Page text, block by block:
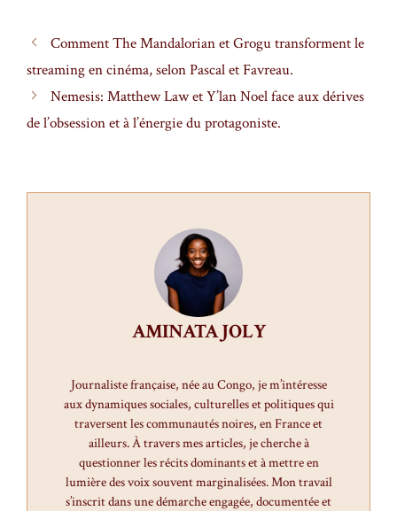
Comment The Mandalorian et Grogu transforment le
streaming en cinéma, selon Pascal et Favreau.
Nemesis: Matthew Law et Y’lan Noel face aux dérives
de l’obsession et à l’énergie du protagoniste.
AMINATA JOLY
Journaliste française, née au Congo, je m’intéresse
aux dynamiques sociales, culturelles et politiques qui
traversent les communautés noires, en France et
ailleurs. À travers mes articles, je cherche à
questionner les récits dominants et à mettre en
lumière des voix souvent marginalisées. Mon travail
s’inscrit dans une démarche engagée, documentée et